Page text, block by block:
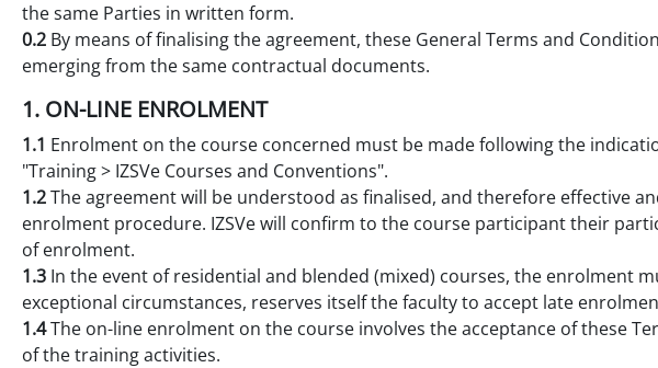
the same Parties in written form.
0.2 By means of finalising the agreement, these General Terms and
emerging from the same contractual documents.
1. ON-LINE ENROLMENT
1.1 Enrolment on the course concerned must be made following the
"Training > IZSVe Courses and Conventions".
1.2The agreement will be understood as finalised, and therefore effective
enrolment procedure. IZSVe will confirm to the course participant their
of enrolment.
1.3 In the event of residential and blended (mixed) courses, the enrolment
exceptional circumstances, reserves itself the faculty to accept late
1.4The on-line enrolment on the course involves the acceptance of these
of the training activities.